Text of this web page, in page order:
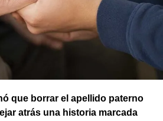
la figura de custodia de
solo se configura cuando
a una persona por falta de
En este caso, el daño recayó
que borrar el apellido paterno
atrás una historia marcada